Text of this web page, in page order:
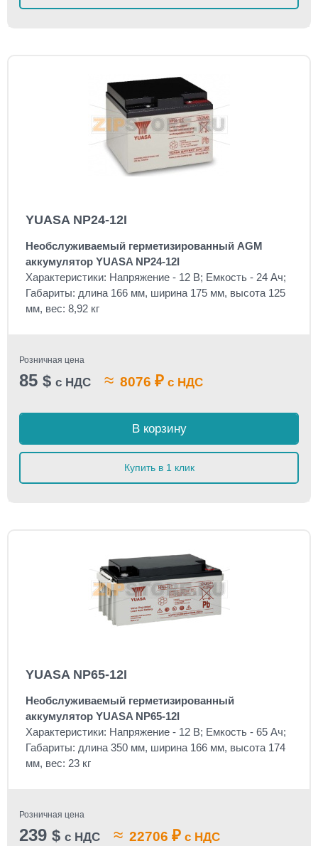
YUASA NP24-12I
Необслуживаемый герметизированный AGM
аккумулятор YUASA NP24-12I
Характеристики: Напряжение - 12 В; Емкость - 24 Ач;
Габариты: длина 166 мм, ширина 175 мм, высота 125
мм, вес: 8,92 кг
Розничная цена
85 $ с НДС ≈ 8076 ₽ с НДС
В корзину
Купить в 1 клик
YUASA NP65-12I
Необслуживаемый герметизированный
аккумулятор YUASA NP65-12I
Характеристики: Напряжение - 12 В; Емкость - 65 Ач;
Габариты: длина 350 мм, ширина 166 мм, высота 174
мм, вес: 23 кг
Розничная цена
239 $ с НДС ≈ 22706 ₽ с НДС